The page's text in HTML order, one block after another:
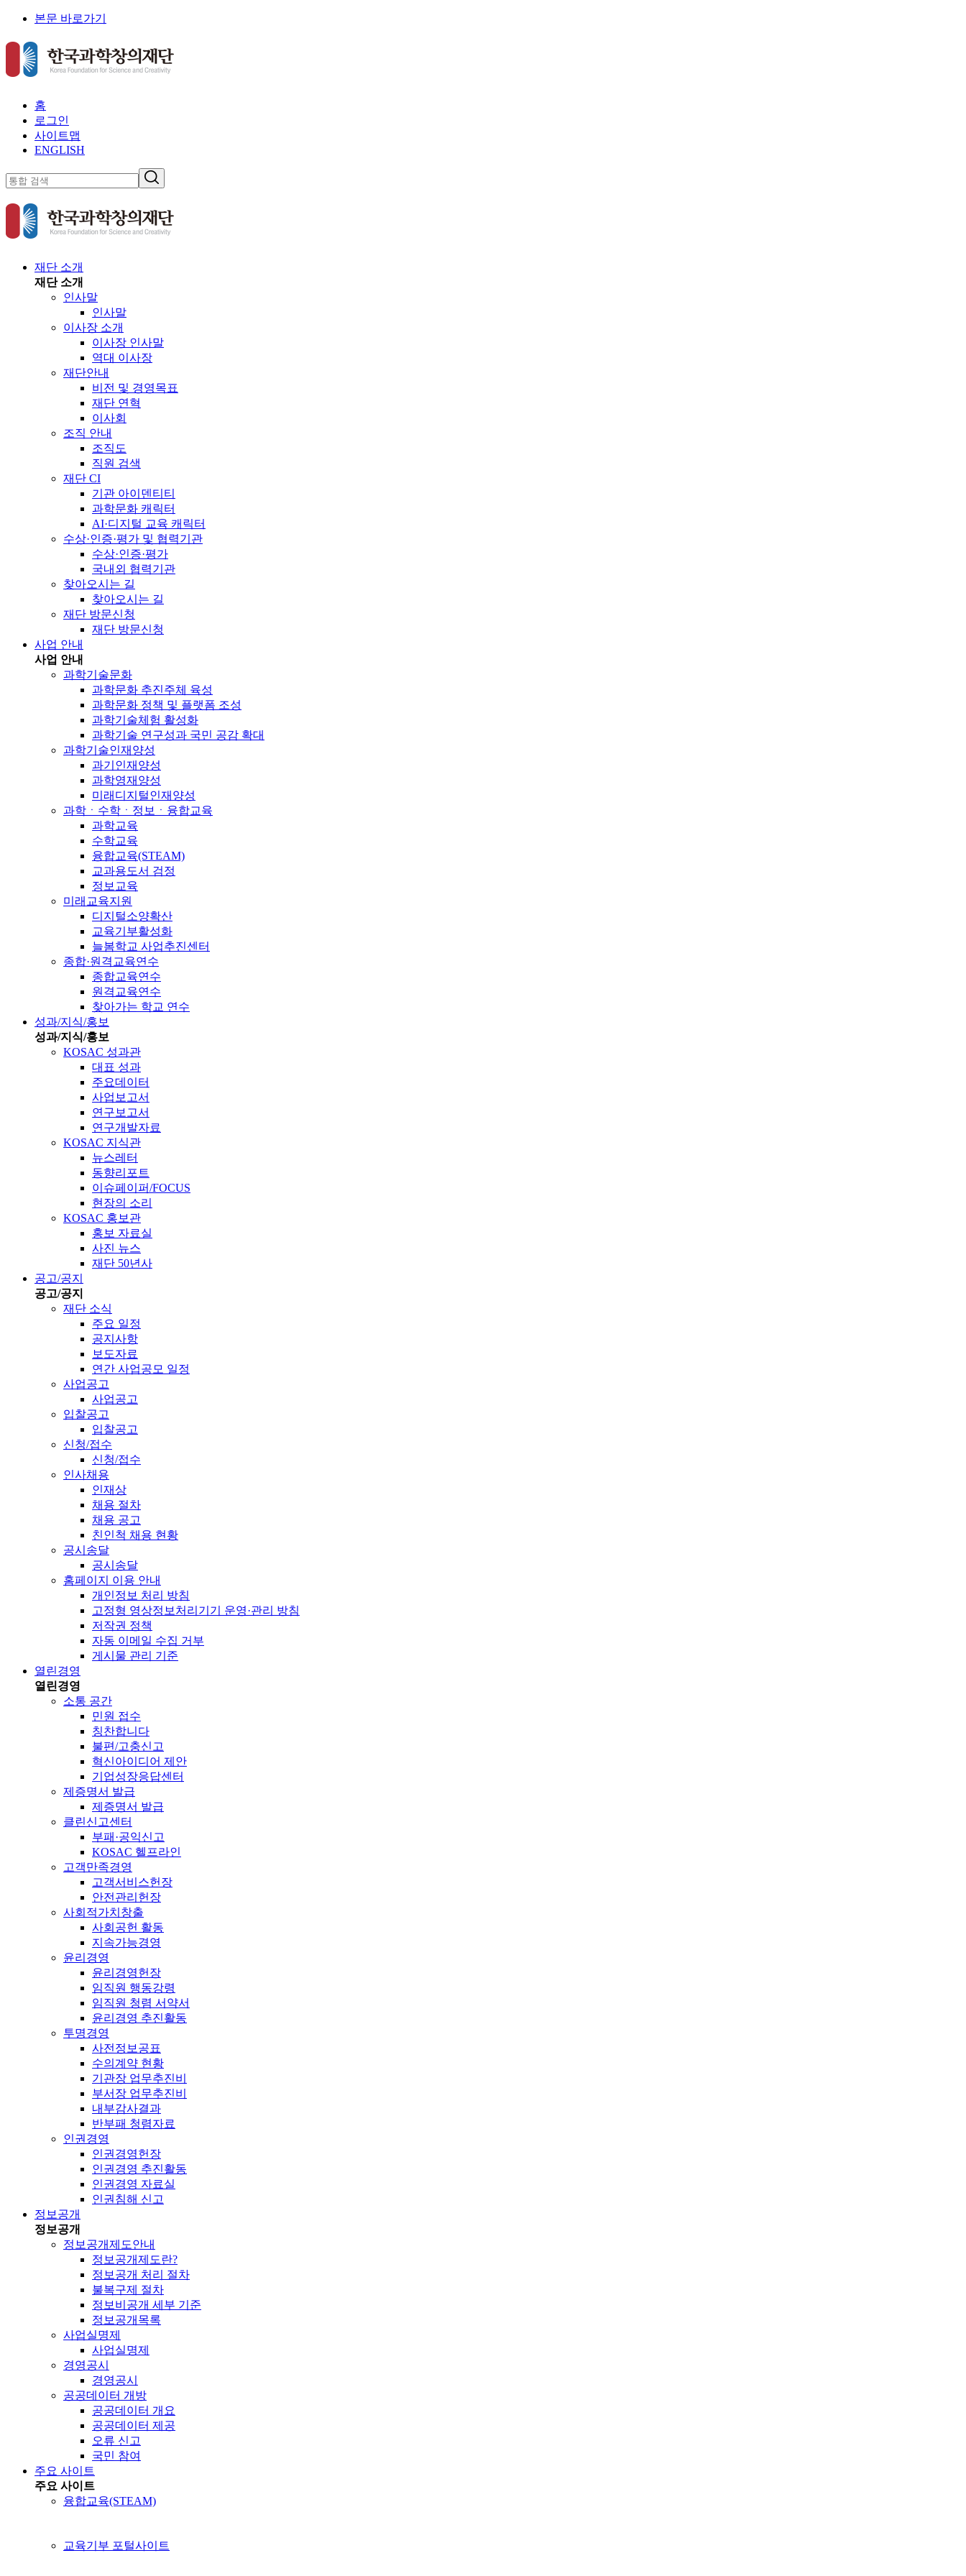
본문 바로가기
홈
로그인
사이트맵
ENGLISH
재단 소개
재단 소개
인사말
인사말
이사장 소개
이사장 인사말
역대 이사장
재단안내
비전 및 경영목표
재단 연혁
이사회
조직 안내
조직도
직원 검색
재단 CI
기관 아이덴티티
과학문화 캐릭터
AI·디지털 교육 캐릭터
수상·인증·평가 및 협력기관
수상·인증·평가
국내외 협력기관
찾아오시는 길
찾아오시는 길
재단 방문신청
재단 방문신청
사업 안내
사업 안내
과학기술문화
과학문화 추진주체 육성
과학문화 정책 및 플랫폼 조성
과학기술체험 활성화
과학기술 연구성과 국민 공감 확대
과학기술인재양성
과기인재양성
과학영재양성
미래디지털인재양성
과학ㆍ수학ㆍ정보ㆍ융합교육
과학교육
수학교육
융합교육(STEAM)
교과용도서 검정
정보교육
미래교육지원
디지털소양확산
교육기부활성화
늘봄학교 사업추진센터
종합·원격교육연수
종합교육연수
원격교육연수
찾아가는 학교 연수
성과/지식/홍보
성과/지식/홍보
KOSAC 성과관
대표 성과
주요데이터
사업보고서
연구보고서
연구개발자료
KOSAC 지식관
뉴스레터
동향리포트
이슈페이퍼/FOCUS
현장의 소리
KOSAC 홍보관
홍보 자료실
사진 뉴스
재단 50년사
공고/공지
공고/공지
재단 소식
주요 일정
공지사항
보도자료
연간 사업공모 일정
사업공고
사업공고
입찰공고
입찰공고
신청/접수
신청/접수
인사채용
인재상
채용 절차
채용 공고
친인척 채용 현황
공시송달
공시송달
홈페이지 이용 안내
개인정보 처리 방침
고정형 영상정보처리기기 운영·관리 방침
저작권 정책
자동 이메일 수집 거부
게시물 관리 기준
열린경영
열린경영
소통 공간
민원 접수
칭찬합니다
불편/고충신고
혁신아이디어 제안
기업성장응답센터
제증명서 발급
제증명서 발급
클린신고센터
부패·공익신고
KOSAC 헬프라인
고객만족경영
고객서비스헌장
안전관리헌장
사회적가치창출
사회공헌 활동
지속가능경영
윤리경영
윤리경영헌장
임직원 행동강령
임직원 청렴 서약서
윤리경영 추진활동
투명경영
사전정보공표
수의계약 현황
기관장 업무추진비
부서장 업무추진비
내부감사결과
반부패 청렴자료
인권경영
인권경영헌장
인권경영 추진활동
인권경영 자료실
인권침해 신고
정보공개
정보공개
정보공개제도안내
정보공개제도란?
정보공개 처리 절차
불복구제 절차
정보비공개 세부 기준
정보공개목록
사업실명제
사업실명제
경영공시
경영공시
공공데이터 개방
공공데이터 개요
공공데이터 제공
오류 신고
국민 참여
주요 사이트
주요 사이트
융합교육(STEAM)
교육기부 포털사이트